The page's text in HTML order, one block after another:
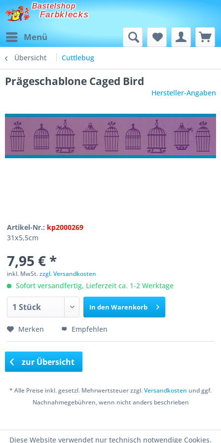
Bastelshop
Farbklecks
Menü
Übersicht Cuttlebug
Prägeschablone Caged Bird
Hersteller-Angaben
Artikel-Nr.: kp2000269
31x5,5cm
7,95 € *
inkl. MwSt.zzgl. Versandkosten
Sofort versandfertig, Lieferzeit ca. 1-2 Werktage
In den Warenkorb
Merken Empfehlen
zur Übersicht
* Alle Preise inkl. gesetzl. Mehrwertsteuer zzgl.Versandkosten und ggf.
Nachnahmegebühren, wenn nicht anders beschrieben
Diese Website verwendet nur technisch notwendige Cookies.